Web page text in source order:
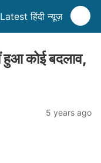
हिंदी न्यूज़
हुआ कोई बदलाव,
5 years ago